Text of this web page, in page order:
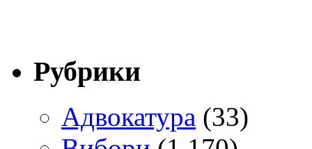
Рубрики
Адвокатура (33)